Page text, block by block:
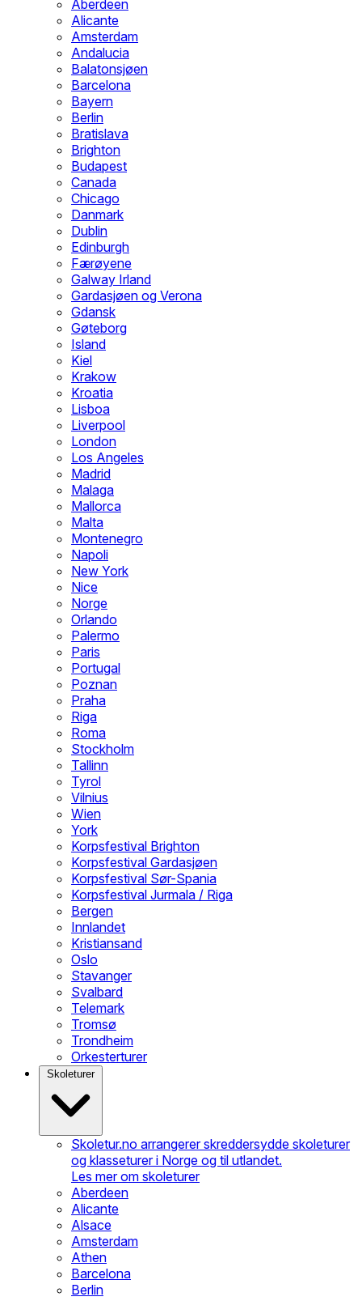
Aberdeen
Alicante
Amsterdam
Andalucia
Balatonsjøen
Barcelona
Bayern
Berlin
Bratislava
Brighton
Budapest
Canada
Chicago
Danmark
Dublin
Edinburgh
Færøyene
Galway Irland
Gardasjøen og Verona
Gdansk
Gøteborg
Island
Kiel
Krakow
Kroatia
Lisboa
Liverpool
London
Los Angeles
Madrid
Malaga
Mallorca
Malta
Montenegro
Napoli
New York
Nice
Norge
Orlando
Palermo
Paris
Portugal
Poznan
Praha
Riga
Roma
Stockholm
Tallinn
Tyrol
Vilnius
Wien
York
Korpsfestival Brighton
Korpsfestival Gardasjøen
Korpsfestival Sør-Spania
Korpsfestival Jurmala / Riga
Bergen
Innlandet
Kristiansand
Oslo
Stavanger
Svalbard
Telemark
Tromsø
Trondheim
Orkesterturer
Skoleturer
Skoletur.no arrangerer skreddersydde skoleturer
og klasseturer i Norge og til utlandet.
Les mer om skoleturer
Aberdeen
Alicante
Alsace
Amsterdam
Athen
Barcelona
Berlin